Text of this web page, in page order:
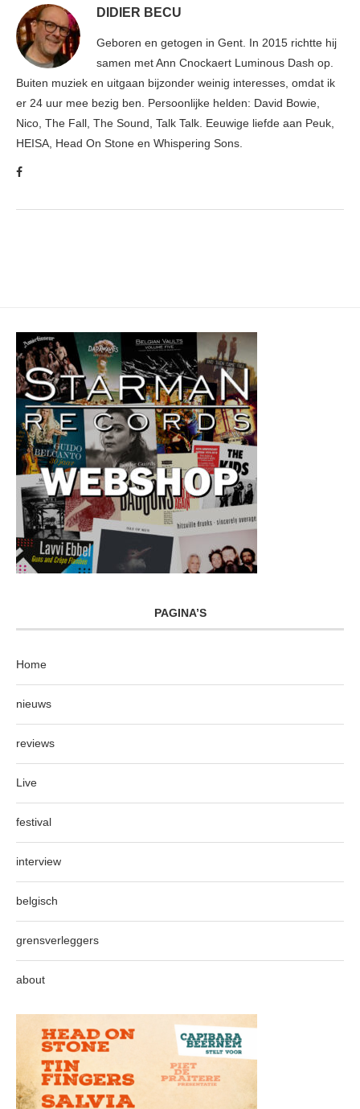
DIDIER BECU
Geboren en getogen in Gent. In 2015 richtte hij
samen met Ann Cnockaert Luminous Dash op.
Buiten muziek en uitgaan bijzonder weinig interesses, omdat ik
er 24 uur mee bezig ben. Persoonlijke helden: David Bowie,
Nico, The Fall, The Sound, Talk Talk. Eeuwige liefde aan Peuk,
HEISA, Head On Stone en Whispering Sons.
PAGINA’S
Home
nieuws
reviews
Live
festival
interview
belgisch
grensverleggers
about